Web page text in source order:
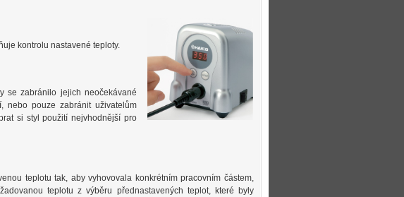
kontrolu nastavené teploty.
se zabránilo jejich neočekávané
nebo pouze zabránit uživatelům
si styl použití nejvhodnější pro
teplotu tak, aby vyhovovala konkrétním pracovním částem,
teplotu z výběru přednastavených teplot, které byly